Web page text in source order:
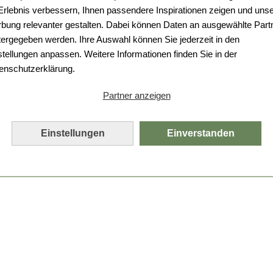
verbessern, Ihnen passendere Inspirationen zeigen und
relevanter gestalten. Dabei können Daten an ausgewählte
werden. Ihre Auswahl können Sie jederzeit in den
anpassen. Weitere Informationen finden Sie in der
Partner anzeigen
Einstellungen Einverstanden